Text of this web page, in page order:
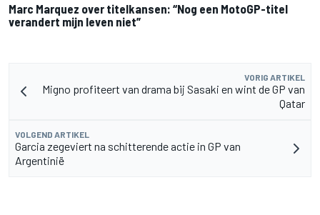
Marc Marquez over titelkansen: “Nog een MotoGP-titel
verandert mijn leven niet”
VORIG ARTIKEL
Migno profiteert van drama bij Sasaki en wint de GP van
Qatar
VOLGEND ARTIKEL
Garcia zegeviert na schitterende actie in GP van
Argentinië